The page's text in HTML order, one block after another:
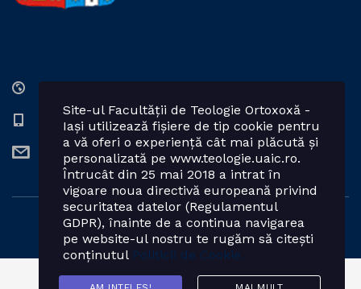
0232 201328; 0232 201102 int. 2424, 2423, 2425
teologie.ortodoxa@uaic.ro
Powered by: Facultatea de Teologie Ortodoxă - Iași
Site-ul Facultății de Teologie Ortoxoxă -
Iași utilizează fișiere de tip cookie pentru
a vă oferi o experiență cât mai plăcută și
personalizată pe www.teologie.uaic.ro.
Întrucât din 25 mai 2018 a intrat în
vigoare noua directivă europeană privind
securitatea datelor (Regulamentul
GDPR), înainte de a continua navigarea
pe website-ul nostru te rugăm să citești
conținutul Politicii de Cookie.